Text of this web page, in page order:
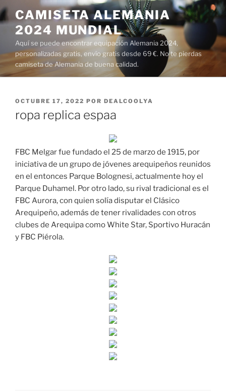
Saltar
al
contenido
CAMISETA ALEMANIA
2024 MUNDIAL
Aquí se puede encontrar equipación Alemania 2024,
personalizadas gratis, envío gratis desde 69 €. No te pierdas
camiseta de Alemania de buena calidad.
PUBLICADO
OCTUBRE 17, 2022 POR DEALCOOLYA
ropa replica espaa
FBC Melgar fue fundado el 25 de marzo de 1915, por
iniciativa de un grupo de jóvenes arequipeños reunidos
en el entonces Parque Bolognesi, actualmente hoy el
Parque Duhamel. Por otro lado, su rival tradicional es el
FBC Aurora, con quien solía disputar el Clásico
Arequipeño, además de tener rivalidades con otros
clubes de Arequipa como White Star, Sportivo Huracán
y FBC Piérola.